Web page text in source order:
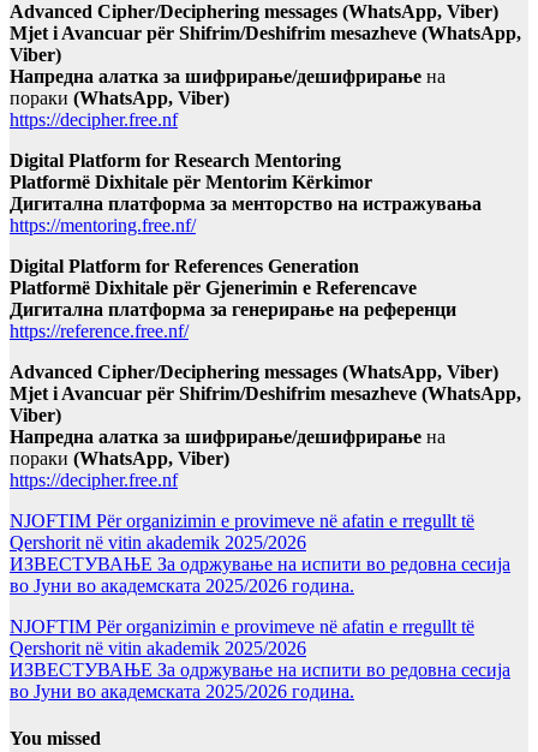
Advanced Cipher/Deciphering messages (WhatsApp, Viber)
Mjet i Avancuar për Shifrim/Deshifrim mesazheve (WhatsApp,
Viber)
Напредна алатка за шифрирање/дешифрирање на
пораки (WhatsApp, Viber)
https://decipher.free.nf
Digital Platform for Research Mentoring
Platformë Dixhitale për Mentorim Kërkimor
Дигитална платформа за менторство на истражувања
https://mentoring.free.nf/
Digital Platform for References Generation
Platformë Dixhitale për Gjenerimin e Referencave
Дигитална платформа за генерирање на референци
https://reference.free.nf/
Advanced Cipher/Deciphering messages (WhatsApp, Viber)
Mjet i Avancuar për Shifrim/Deshifrim mesazheve (WhatsApp,
Viber)
Напредна алатка за шифрирање/дешифрирање на
пораки (WhatsApp, Viber)
https://decipher.free.nf
NJOFTIM Për organizimin e provimeve në afatin e rregullt të
Qershorit në vitin akademik 2025/2026
ИЗВЕСТУВАЊЕ За одржување на испити во редовна сесија
во Јуни во академската 2025/2026 година.
NJOFTIM Për organizimin e provimeve në afatin e rregullt të
Qershorit në vitin akademik 2025/2026
ИЗВЕСТУВАЊЕ За одржување на испити во редовна сесија
во Јуни во академската 2025/2026 година.
You missed